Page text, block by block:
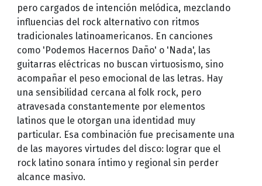
pero cargados de intención melódica, mezclando
influencias del rock alternativo con ritmos
tradicionales latinoamericanos. En canciones
como 'Podemos Hacernos Daño' o 'Nada', las
guitarras eléctricas no buscan virtuosismo, sino
acompañar el peso emocional de las letras. Hay
una sensibilidad cercana al folk rock, pero
atravesada constantemente por elementos
latinos que le otorgan una identidad muy
particular. Esa combinación fue precisamente una
de las mayores virtudes del disco: lograr que el
rock latino sonara íntimo y regional sin perder
alcance masivo.